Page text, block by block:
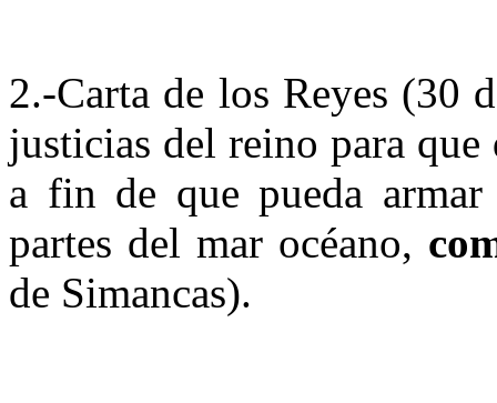
2.-Carta de los Reyes (30
justicias del reino para
a fin de que pueda
partes del mar océano,
de Simancas).